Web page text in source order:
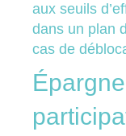
aux seuils
dans un plan
cas de